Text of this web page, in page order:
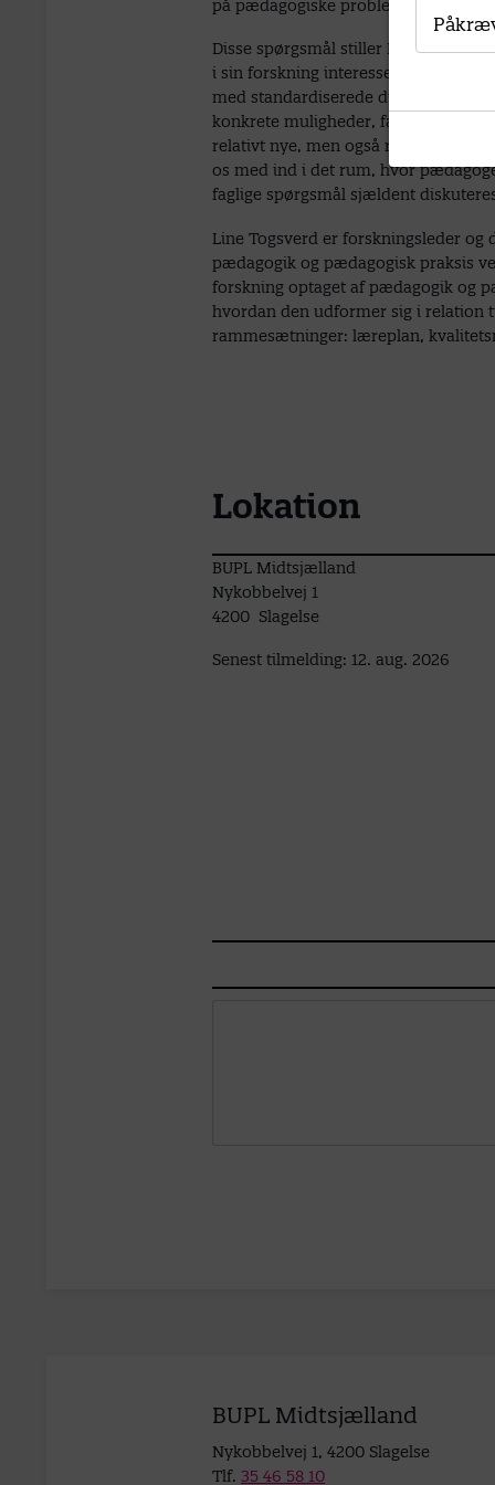
på pædagogiske problemstillinger,
Disse spørgsmål stiller Line
i sin forskning interesseret sig for,
med standardiserede digitale
konkrete muligheder, faglige
relativt nye, men også relativt
os med ind i det rum, hvor
faglige spørgsmål sjældent
Line Togsverd er forskningsleder og
pædagogik og pædagogisk praksis
forskning optaget af pædagogik og
hvordan den udformer sig i relation
rammesætninger: læreplan,
Lokation
BUPL Midtsjælland
Nykobbelvej 1
4200 Slagelse
Senest tilmelding: 12. aug. 2026
BUPL Midtsjælland
Nykobbelvej 1, 4200 Slagelse
Tlf. 35 46 58 10